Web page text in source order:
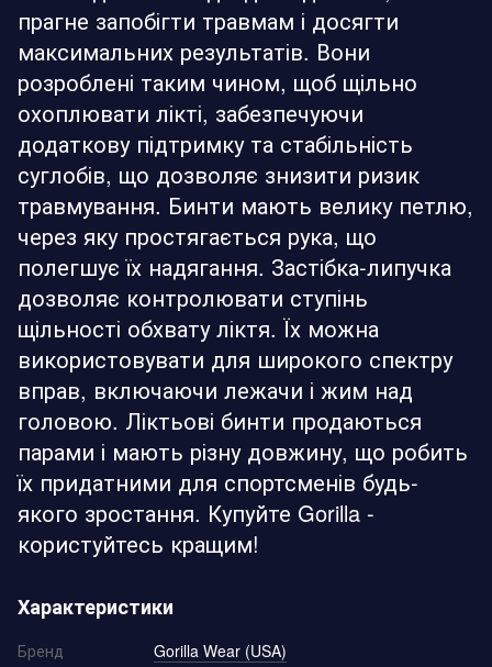
прагне запобігти травмам і досягти
максимальних результатів. Вони
розроблені таким чином, щоб щільно
охоплювати лікті, забезпечуючи
додаткову підтримку та стабільність
суглобів, що дозволяє знизити ризик
травмування. Бинти мають велику петлю,
через яку простягається рука, що
полегшує їх надягання. Застібка-липучка
дозволяє контролювати ступінь
щільності обхвату ліктя. Їх можна
використовувати для широкого спектру
вправ, включаючи лежачи і жим над
головою. Ліктьові бинти продаються
парами і мають різну довжину, що робить
їх придатними для спортсменів будь-
якого зростання. Купуйте Gorilla -
користуйтесь кращим!
Характеристики
Бренд
Gorilla Wear (USA)